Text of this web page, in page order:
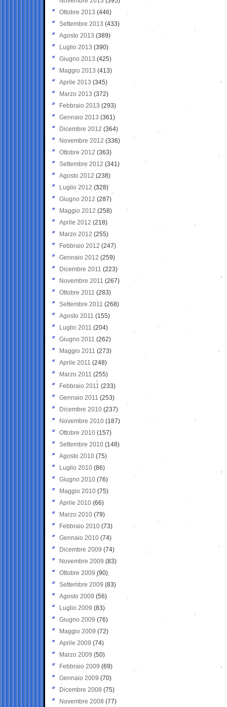
Ottobre 2013 (446)
Settembre 2013 (433)
Agosto 2013 (389)
Luglio 2013 (390)
Giugno 2013 (425)
Maggio 2013 (413)
Aprile 2013 (345)
Marzo 2013 (372)
Febbraio 2013 (293)
Gennaio 2013 (361)
Dicembre 2012 (364)
Novembre 2012 (336)
Ottobre 2012 (363)
Settembre 2012 (341)
Agosto 2012 (238)
Luglio 2012 (328)
Giugno 2012 (287)
Maggio 2012 (258)
Aprile 2012 (218)
Marzo 2012 (255)
Febbraio 2012 (247)
Gennaio 2012 (259)
Dicembre 2011 (223)
Novembre 2011 (267)
Ottobre 2011 (283)
Settembre 2011 (268)
Agosto 2011 (155)
Luglio 2011 (204)
Giugno 2011 (262)
Maggio 2011 (273)
Aprile 2011 (248)
Marzo 2011 (255)
Febbraio 2011 (233)
Gennaio 2011 (253)
Dicembre 2010 (237)
Novembre 2010 (187)
Ottobre 2010 (157)
Settembre 2010 (148)
Agosto 2010 (75)
Luglio 2010 (86)
Giugno 2010 (76)
Maggio 2010 (75)
Aprile 2010 (66)
Marzo 2010 (79)
Febbraio 2010 (73)
Gennaio 2010 (74)
Dicembre 2009 (74)
Novembre 2009 (83)
Ottobre 2009 (90)
Settembre 2009 (83)
Agosto 2009 (56)
Luglio 2009 (83)
Giugno 2009 (76)
Maggio 2009 (72)
Aprile 2009 (74)
Marzo 2009 (50)
Febbraio 2009 (69)
Gennaio 2009 (70)
Dicembre 2008 (75)
Novembre 2008 (77)